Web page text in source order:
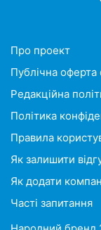
Про проект
Публічна
Редакційна
Політика
Правила
Як залишити
Як додати
Часті запитання